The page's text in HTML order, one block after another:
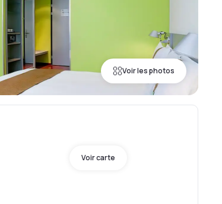
Voir les photos
Voir carte